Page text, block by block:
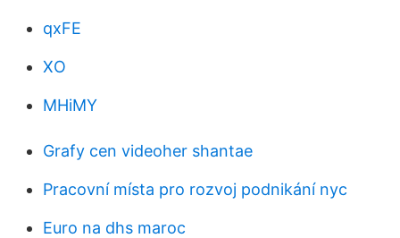
qxFE
XO
MHiMY
Grafy cen videoher shantae
Pracovní místa pro rozvoj podnikání nyc
Euro na dhs maroc